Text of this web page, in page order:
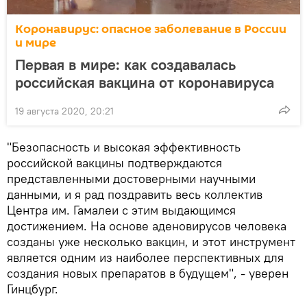
Коронавирус: опасное заболевание в России
и мире
Первая в мире: как создавалась
российская вакцина от коронавируса
19 августа 2020, 20:21
"Безопасность и высокая эффективность
российской вакцины подтверждаются
представленными достоверными научными
данными, и я рад поздравить весь коллектив
Центра им. Гамалеи с этим выдающимся
достижением. На основе аденовирусов человека
созданы уже несколько вакцин, и этот инструмент
является одним из наиболее перспективных для
создания новых препаратов в будущем", - уверен
Гинцбург.